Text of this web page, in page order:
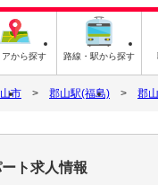
アから探す 路線・駅から探す
市 郡山駅(福島) 郡
ト求人情報